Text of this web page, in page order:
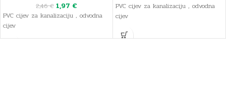
2,46€ 1,97 €
PVC cijev za kanalizaciju , odvodna
cijev
PVC cijev za kanalizaciju , odvodna
cijev